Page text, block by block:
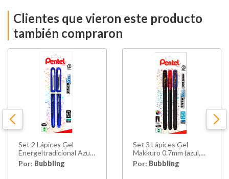
Clientes que vieron este producto
también compraron
Set 2 Lápices Gel
Energeltradicional Azul-
negro 0.5mm Pentel
Por: Bubbling
Set 3 Lápices Gel
Makkuro 0.7mm (azul,
Negro, Rojo) Pentel
Por: Bubbling